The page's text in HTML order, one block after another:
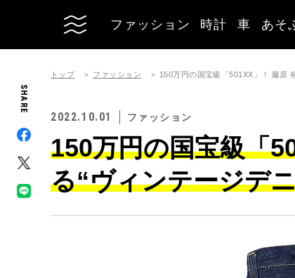
ファッション 時計 車 あそ
SHARE
トップ ファッション 150万円の国宝級「501XX」！ 藤原
2022.10.01 ファッション
150万円の国宝級「
る“ヴィンテージデ